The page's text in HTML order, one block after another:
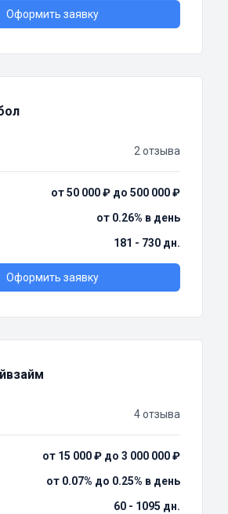
Оформить заявку
2 отзыва
от 50 000 ₽ до 500 000 ₽
от 0.26% в день
181 - 730 дн.
Оформить заявку
4 отзыва
от 15 000 ₽ до 3 000 000 ₽
от 0.07% до 0.25% в день
60 - 1095 дн.